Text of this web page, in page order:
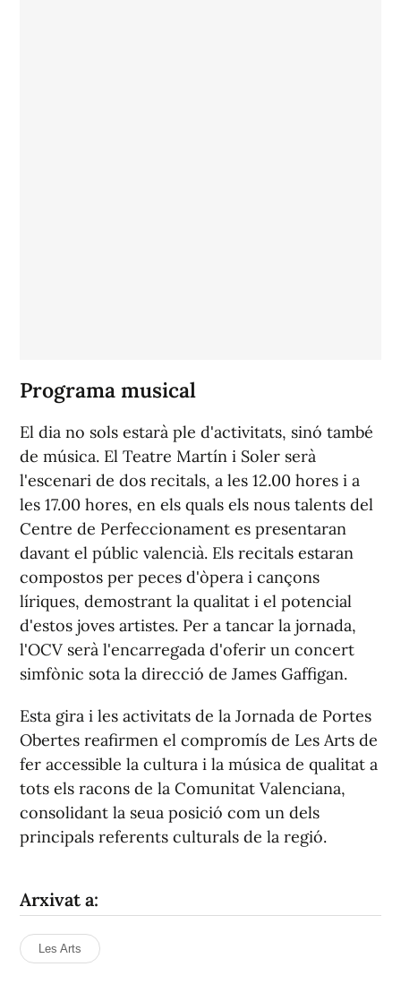
Programa musical
El dia no sols estarà ple d'activitats, sinó també
de música. El Teatre Martín i Soler serà
l'escenari de dos recitals, a les 12.00 hores i a
les 17.00 hores, en els quals els nous talents del
Centre de Perfeccionament es presentaran
davant el públic valencià. Els recitals estaran
compostos per peces d'òpera i cançons
líriques, demostrant la qualitat i el potencial
d'estos joves artistes. Per a tancar la jornada,
l'OCV serà l'encarregada d'oferir un concert
simfònic sota la direcció de James Gaffigan.
Esta gira i les activitats de la Jornada de Portes
Obertes reafirmen el compromís de Les Arts de
fer accessible la cultura i la música de qualitat a
tots els racons de la Comunitat Valenciana,
consolidant la seua posició com un dels
principals referents culturals de la regió.
Arxivat a:
Les Arts